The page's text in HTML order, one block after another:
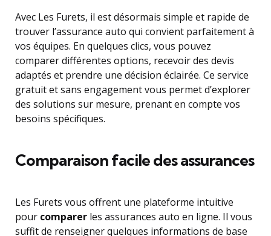
Avec Les Furets, il est désormais simple et rapide de
trouver l’assurance auto qui convient parfaitement à
vos équipes. En quelques clics, vous pouvez
comparer différentes options, recevoir des devis
adaptés et prendre une décision éclairée. Ce service
gratuit et sans engagement vous permet d’explorer
des solutions sur mesure, prenant en compte vos
besoins spécifiques.
Comparaison facile des assurances
Les Furets vous offrent une plateforme intuitive
pour comparer les assurances auto en ligne. Il vous
suffit de renseigner quelques informations de base